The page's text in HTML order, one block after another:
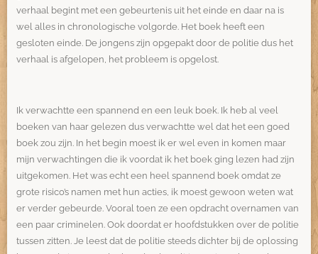
verhaal begint met een gebeurtenis uit het einde en daar na is
wel alles in chronologische volgorde. Het boek heeft een
gesloten einde. De jongens zijn opgepakt door de politie dus het
verhaal is afgelopen, het probleem is opgelost.
Ik verwachtte een spannend en een leuk boek. Ik heb al veel
boeken van haar gelezen dus verwachtte wel dat het een goed
boek zou zijn. In het begin moest ik er wel even in komen maar
mijn verwachtingen die ik voordat ik het boek ging lezen had zijn
uitgekomen. Het was echt een heel spannend boek omdat ze
grote risico’s namen met hun acties, ik moest gewoon weten wat
er verder gebeurde. Vooral toen ze een opdracht overnamen van
een paar criminelen. Ook doordat er hoofdstukken over de politie
tussen zitten. Je leest dat de politie steeds dichter bij de oplossing